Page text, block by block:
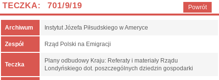
Powrót
TECZKA: 701/9/19
Archiwum Instytut Józefa Piłsudskiego w Ameryce
Zespół Rząd Polski na Emigracji
Teczka
Plany odbudowy Kraju: Referaty i materiały Rządu
Londyńskiego dot. poszczególnych dziedzin gospodarki